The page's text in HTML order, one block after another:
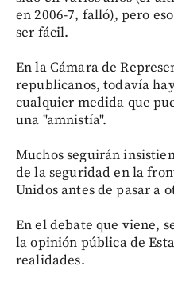
en 2006-7, falló), pero
ser fácil.
En la Cámara de
republicanos, todavía
cualquier medida que
una "amnistía".
Muchos seguirán
de la seguridad en la
Unidos antes de pasar a
En el debate que viene,
la opinión pública de
realidades.